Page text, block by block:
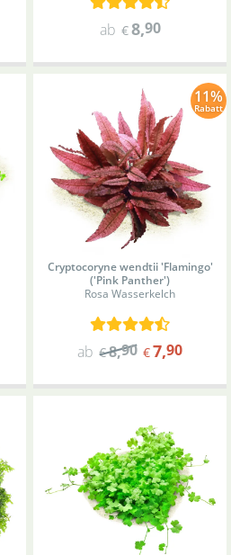
ab €8,90
11%
Rabatt
Cryptocoryne wendtii 'Flamingo'
('Pink Panther')
Rosa Wasserkelch
ab €8,90 €7,90